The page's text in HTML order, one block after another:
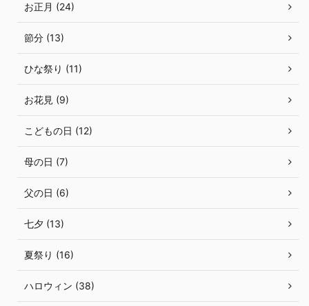
お正月 (24)
節分 (13)
ひな祭り (11)
お花見 (9)
こどもの日 (12)
母の日 (7)
父の日 (6)
七夕 (13)
夏祭り (16)
ハロウィン (38)